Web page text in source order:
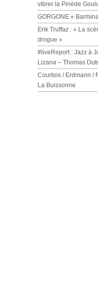
vibrer la Pinède Gould
GORGONE «
Erik Truffaz : « La
drogue »
#liveReport : Jazz à
Lizana – Thomas
Courtois / Erdmann /
La Buissonne